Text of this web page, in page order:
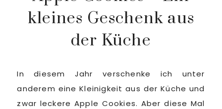
kleines Geschenk aus
der Küche
In diesem Jahr verschenke ich unter
anderem eine Kleinigkeit aus der Küche und
zwar leckere Apple Cookies. Aber diese Mal